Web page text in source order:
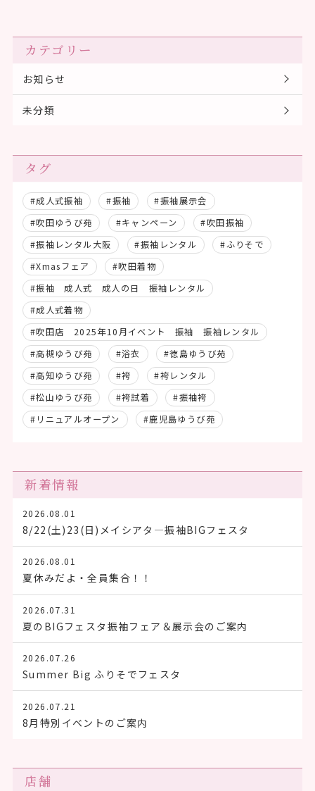
カテゴリー
お知らせ
未分類
タグ
#成人式振袖 #振袖
#振袖展示会
#吹田ゆうび苑
#キャンペーン
#吹田振袖
#振袖レンタル大阪
#振袖レンタル
#ふりそで
#Xmasフェア
#吹田着物
#振袖 成人式 成人の日 振袖レンタル
#成人式着物
#吹田店 2025年10月イベント 振袖 振袖レンタル
#高槻ゆうび苑
#浴衣
#徳島ゆうび苑
#高知ゆうび苑
#袴
#袴レンタル
#松山ゆうび苑
#袴試着
#振袖袴
#リニュアルオープン
#鹿児島ゆうび苑
新着情報
2026.08.01
8/22(土)23(日)メイシアタ―振袖BIGフェスタ
2026.08.01
夏休みだよ・全員集合！！
2026.07.31
夏のBIGフェスタ振袖フェア＆展示会のご案内
2026.07.26
Summer Big ふりそでフェスタ
2026.07.21
8月特別イベントのご案内
店舗